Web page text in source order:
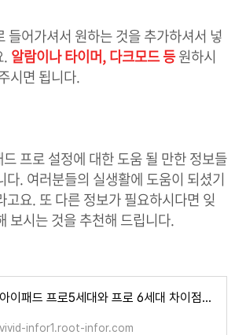
들어가셔서 원하는 것을 추가하셔서 넣
. 알람이나 타이머, 다크모드 등원하시
시면 됩니다.
프로 설정에 대한 도움 될 만한 정보들
다. 여러분들의 실생활에 도움이 되셨기
고요. 또 다른 정보가 필요하시다면 잊
보시는 것을 추천해 드립니다.
아이패드 프로5세대와 프로 6세대 차이점과 비교
vivid-infor1.root-infor.com